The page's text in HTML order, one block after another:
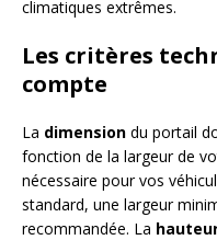
climatiques extrêmes.
Les critères
compte
La dimension du portail
fonction de la largeur de
nécessaire pour vos
standard, une largeur
recommandée. La